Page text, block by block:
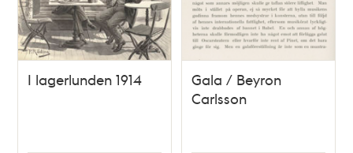
I lagerlunden 1914
Gala / Beyron
Carlsson